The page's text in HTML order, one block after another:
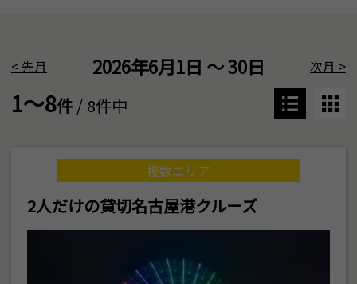
< 先月 2026年6月1日 ～ 30日 次月 >
1～8件/ 8件中
複数エリア
2人だけの貸切名古屋港クルーズ